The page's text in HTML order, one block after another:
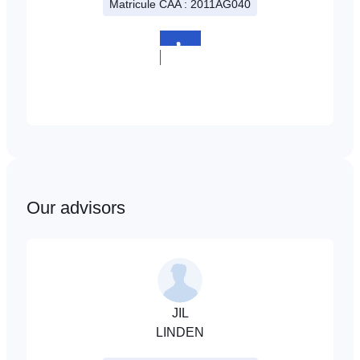
de
SCHOMMER
Matricule CAA : 2011AG040
Our advisors
JIL
LINDEN